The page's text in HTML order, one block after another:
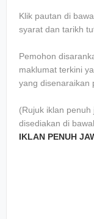
Klik pautan di
syarat dan tarikh
Pemohon
maklumat terkini
yang disenaraikan
(Rujuk iklan
disediakan di
IKLAN PENUH